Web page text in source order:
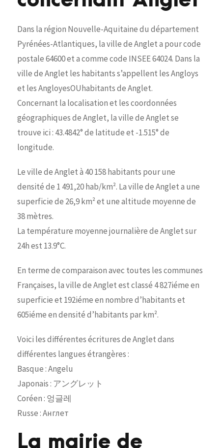
Dans la région Nouvelle-Aquitaine du département
Pyrénées-Atlantiques, la ville de Anglet a pour code
postale 64600 et a comme code INSEE 64024. Dans la
ville de Anglet les habitants s’appellent les Angloys
et les AngloyesOUhabitants de Anglet.
Concernant la localisation et les coordonnées
géographiques de Anglet, la ville de Anglet se
trouve ici : 43.4842° de latitude et -1.515° de
longitude.
Le ville de Anglet à 40 158 habitants pour une
densité de 1 491,20 hab/km². La ville de Anglet a une
superficie de 26,9 km² et une altitude moyenne de
38 mètres.
La température moyenne journalière de Anglet sur
24h est 13.9°C.
En terme de comparaison avec toutes les communes
Françaises, la ville de Anglet est classé 4 827iéme en
superficie et 192iéme en nombre d’habitants et
605iéme en densité d’habitants par km².
Voici les différentes écritures de Anglet dans
différentes langues étrangères :
Basque : Angelu
Japonais : アングレット
Coréen : 엉글레
Russe : Англет
La mairie de